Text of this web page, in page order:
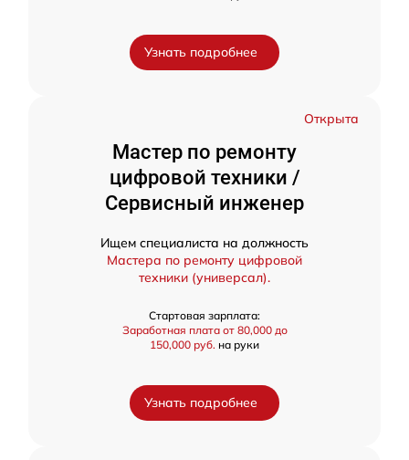
Узнать подробнее
Открыта
Мастер по ремонту
цифровой техники /
Сервисный инженер
Ищем специалиста на должность
Мастера по ремонту цифровой
техники (универсал).
Стартовая зарплата:
Заработная плата от 80,000 до
150,000 руб. на руки
Узнать подробнее